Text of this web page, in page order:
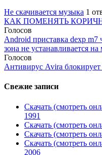
Не скачивается музыка 1
КАК ПОМЕНЯТЬ
Голосов
Android приставка dexp m7
зона не устанавливается
Голосов
Антивирус Avira блокирует
Свежие записи
Скачать (смотреть
1991
Скачать (смотреть
Скачать (смотреть
Скачать (смотреть
2006